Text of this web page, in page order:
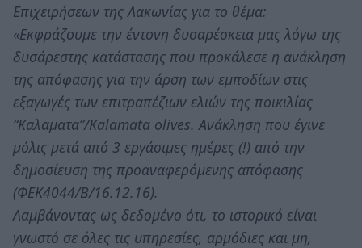
Επιχειρήσεων της Λακωνίας για το θέμα:
«Εκφράζουμε την έντονη δυσαρέσκεια μας λόγω της
δυσάρεστης κατάστασης που προκάλεσε η ανάκληση
της απόφασης για την άρση των εμποδίων στις
εξαγωγές των επιτραπέζιων ελιών της ποικιλίας
“Καλαματα”/Kalamata olives. Ανάκληση που έγινε
μόλις μετά από 3 εργάσιμες ημέρες (!) από την
δημοσίευση της προαναφερόμενης απόφασης
(ΦΕΚ4044/B/16.12.16).
Λαμβάνοντας ως δεδομένο ότι, το ιστορικό είναι
γνωστό σε όλες τις υπηρεσίες, αρμόδιες και μη,